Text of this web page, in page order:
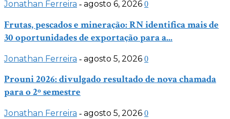
Jonathan Ferreira - agosto 6, 2026 0
Frutas, pescados e mineração: RN identifica mais de
30 oportunidades de exportação para a...
Jonathan Ferreira - agosto 5, 2026 0
Prouni 2026: divulgado resultado de nova chamada
para o 2º semestre
Jonathan Ferreira - agosto 5, 2026 0